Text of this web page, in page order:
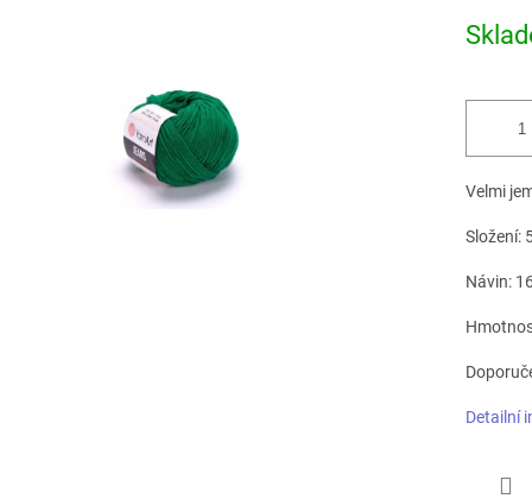
cena:
Velmi
Složení:
Návin:
Detailní